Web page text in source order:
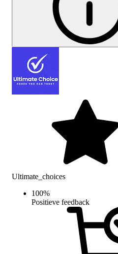
Ultimate_choices
100%
Positieve feedback